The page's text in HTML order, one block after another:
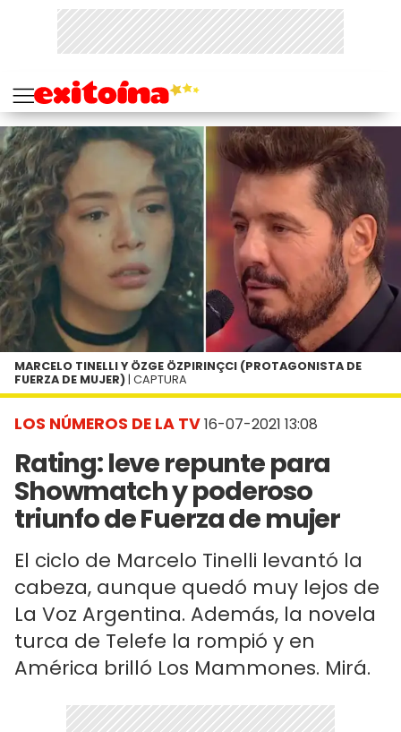
LOS NÚMEROS DE LA TV16-07-2021 13:08
Rating: leve repunte para
Showmatch y poderoso
triunfo de Fuerza de mujer
El ciclo de Marcelo Tinelli levantó la
cabeza, aunque quedó muy lejos de
La Voz Argentina. Además, la novela
turca de Telefe la rompió y en
América brilló Los Mammones. Mirá.
MARCELO TINELLI Y ÖZGE ÖZPIRINÇCI (PROTAGONISTA DE
FUERZA DE MUJER) | CAPTURA